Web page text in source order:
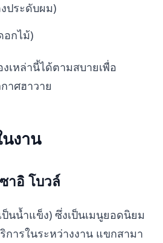
ประดับผม)
อกไม้)
เหล่านี้ได้ตามสบายเพื่อ
าศฮาวาย
งาน
าอิ โบวล์
ป็นน้ำแข็ง) ซึ่งเป็นเมนูยอดนิยม
การในระหว่างงาน แขกสามา